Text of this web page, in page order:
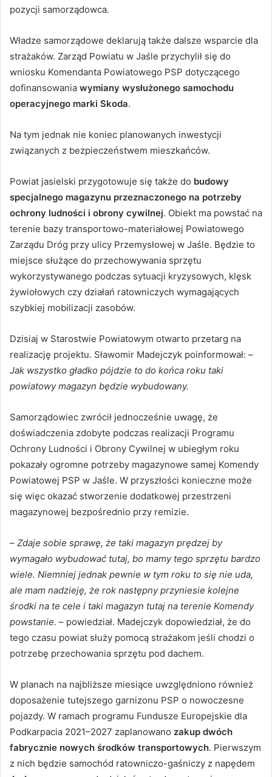
pozycji samorządowca.
Władze samorządowe deklarują także dalsze wsparcie dla
strażaków. Zarząd Powiatu w Jaśle przychylił się do
wniosku Komendanta Powiatowego PSP dotyczącego
dofinansowania wymiany wysłużonego samochodu
operacyjnego marki Skoda.
Na tym jednak nie koniec planowanych inwestycji
związanych z bezpieczeństwem mieszkańców.
Powiat jasielski przygotowuje się także do budowy
specjalnego magazynu przeznaczonego na potrzeby
ochrony ludności i obrony cywilnej. Obiekt ma powstać na
terenie bazy transportowo-materiałowej Powiatowego
Zarządu Dróg przy ulicy Przemysłowej w Jaśle. Będzie to
miejsce służące do przechowywania sprzętu
wykorzystywanego podczas sytuacji kryzysowych, klęsk
żywiołowych czy działań ratowniczych wymagających
szybkiej mobilizacji zasobów.
Dzisiaj w Starostwie Powiatowym otwarto przetarg na
realizację projektu. Sławomir Madejczyk poinformował: –
Jak wszystko gładko pójdzie to do końca roku taki
powiatowy magazyn będzie wybudowany.
Samorządowiec zwrócił jednocześnie uwagę, że
doświadczenia zdobyte podczas realizacji Programu
Ochrony Ludności i Obrony Cywilnej w ubiegłym roku
pokazały ogromne potrzeby magazynowe samej Komendy
Powiatowej PSP w Jaśle. W przyszłości konieczne może
się więc okazać stworzenie dodatkowej przestrzeni
magazynowej bezpośrednio przy remizie.
– Zdaje sobie sprawę, że taki magazyn prędzej by
wymagało wybudować tutaj, bo mamy tego sprzętu bardzo
wiele. Niemniej jednak pewnie w tym roku to się nie uda,
ale mam nadzieję, że rok następny przyniesie kolejne
środki na te cele i taki magazyn tutaj na terenie Komendy
powstanie. – powiedział. Madejczyk dopowiedział, że do
tego czasu powiat służy pomocą strażakom jeśli chodzi o
potrzebę przechowania sprzętu pod dachem.
W planach na najbliższe miesiące uwzględniono również
doposażenie tutejszego garnizonu PSP o nowoczesne
pojazdy. W ramach programu Fundusze Europejskie dla
Podkarpacia 2021–2027 zaplanowano zakup dwóch
fabrycznie nowych środków transportowych. Pierwszym
z nich będzie samochód ratowniczo-gaśniczy z napędem